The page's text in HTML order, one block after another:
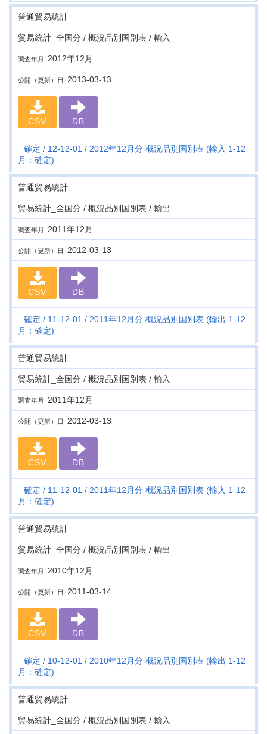
普通貿易統計
貿易統計_全国分 / 概況品別国別表 / 輸入
調査年月 2012年12月
公開（更新）日 2013-03-13
CSV DB
確定 12-12-01
2012年12月分 概況品別国別表 (輸入 1-12
月：確定)
普通貿易統計
貿易統計_全国分 / 概況品別国別表 / 輸出
調査年月 2011年12月
公開（更新）日 2012-03-13
CSV DB
確定 11-12-01
2011年12月分 概況品別国別表 (輸出 1-12
月：確定)
普通貿易統計
貿易統計_全国分 / 概況品別国別表 / 輸入
調査年月 2011年12月
公開（更新）日 2012-03-13
CSV DB
確定 11-12-01
2011年12月分 概況品別国別表 (輸入 1-12
月：確定)
普通貿易統計
貿易統計_全国分 / 概況品別国別表 / 輸出
調査年月 2010年12月
公開（更新）日 2011-03-14
CSV DB
確定 10-12-01
2010年12月分 概況品別国別表 (輸出 1-12
月：確定)
普通貿易統計
貿易統計_全国分 / 概況品別国別表 / 輸入